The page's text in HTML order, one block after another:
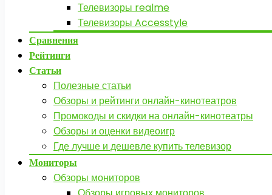
Телевизоры realme
Телевизоры Accesstyle
Сравнения
Рейтинги
Статьи
Полезные статьи
Обзоры и рейтинги онлайн-кинотеатров
Промокоды и скидки на онлайн-кинотеатры
Обзоры и оценки видеоигр
Где лучше и дешевле купить телевизор
Мониторы
Обзоры мониторов